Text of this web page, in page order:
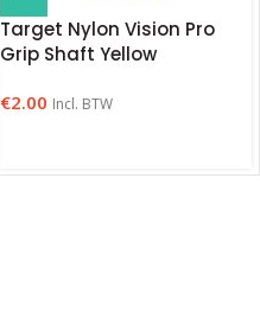
Target Nylon Vision Pro
Grip Shaft Yellow
€2.00 Incl. BTW